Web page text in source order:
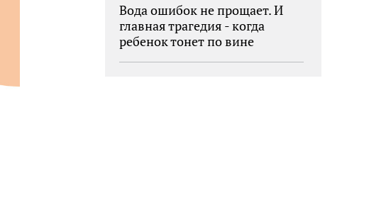
Вода ошибок не прощает. И
главная трагедия - когда
ребенок тонет по вине